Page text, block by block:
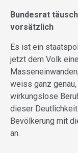
Bundesrat
vorsätzlich
Es ist ein
jetzt dem Volk
weiss ganz
wirkungslose
dieser
Bevölkerung mit
an.